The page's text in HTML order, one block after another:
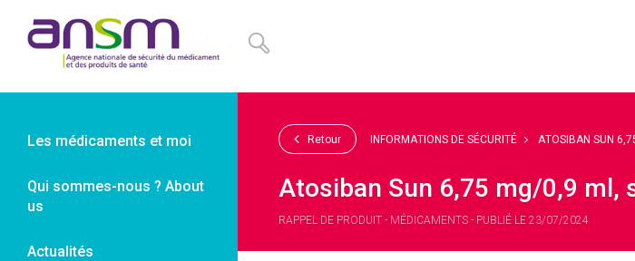
Les médicaments et moi
Qui sommes-nous ? About
us
Actualités
Retour INFORMATIONS DE SÉCURITÉ ATOSIBAN SUN
Atosiban Sun 6,75 mg/0,9 ml,
RAPPEL DE PRODUIT - MÉDICAMENTS - PUBLIÉ LE 23/07/2024